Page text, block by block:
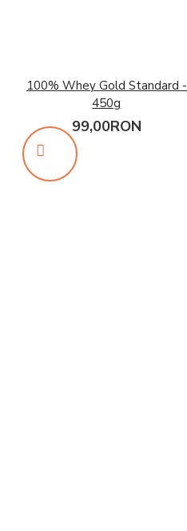
100% Whey Gold Standard -
450g
99,00RON